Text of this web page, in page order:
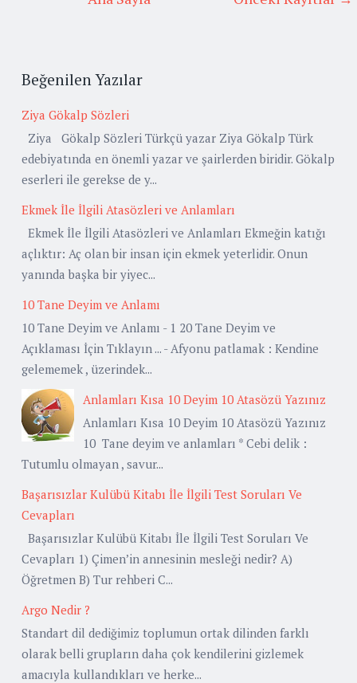
Beğenilen Yazılar
Ziya Gökalp Sözleri
Ziya Gökalp Sözleri Türkçü yazar Ziya Gökalp Türk
edebiyatında en önemli yazar ve şairlerden biridir. Gökalp
eserleri ile gerekse de y...
Ekmek İle İlgili Atasözleri ve Anlamları
Ekmek İle İlgili Atasözleri ve Anlamları Ekmeğin katığı
açlıktır: Aç olan bir insan için ekmek yeterlidir. Onun
yanında başka bir yiyec...
10 Tane Deyim ve Anlamı
10 Tane Deyim ve Anlamı - 1 20 Tane Deyim ve
Açıklaması İçin Tıklayın ... - Afyonu patlamak : Kendine
gelememek , üzerindek...
Anlamları Kısa 10 Deyim 10 Atasözü Yazınız
Anlamları Kısa 10 Deyim 10 Atasözü Yazınız
10 Tane deyim ve anlamları * Cebi delik :
Tutumlu olmayan , savur...
Başarısızlar Kulübü Kitabı İle İlgili Test Soruları Ve
Cevapları
Başarısızlar Kulübü Kitabı İle İlgili Test Soruları Ve
Cevapları 1) Çimen’in annesinin mesleği nedir? A)
Öğretmen B) Tur rehberi C...
Argo Nedir ?
Standart dil dediğimiz toplumun ortak dilinden farklı
olarak belli grupların daha çok kendilerini gizlemek
amacıyla kullandıkları ve herke...